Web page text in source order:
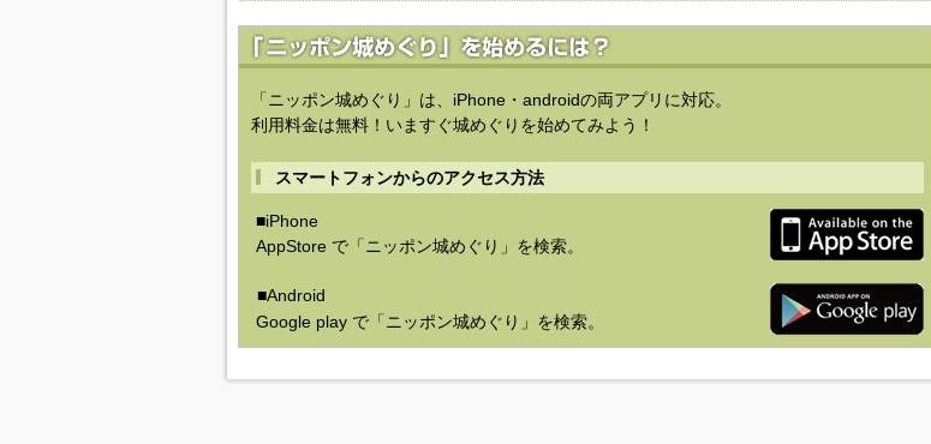
「ニッポン城めぐり」は、iPhone・androidの両アプリに対応。
利用料金は無料！いますぐ城めぐりを始めてみよう！
スマートフォンからのアクセス方法
■iPhone
AppStore で「ニッポン城めぐり」を検索。
■Android
Google play で「ニッポン城めぐり」を検索。